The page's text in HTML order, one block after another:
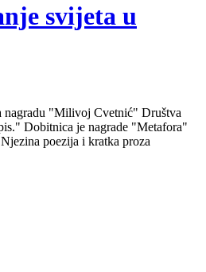
svijeta u
nagradu "Milivoj Cvetnić" Društva
Dobitnica je nagrade "Metafora"
poezija i kratka proza